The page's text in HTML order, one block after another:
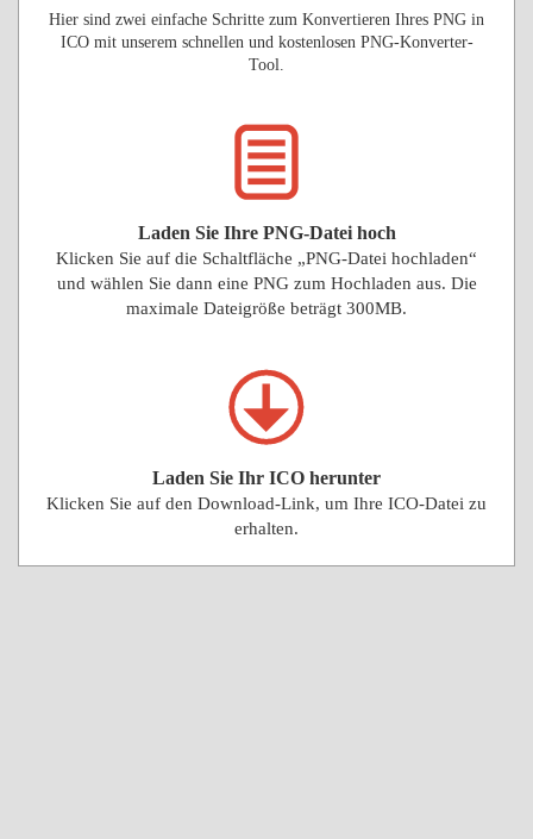
Hier sind zwei einfache Schritte zum Konvertieren Ihres PNG in
ICO mit unserem schnellen und kostenlosen PNG-Konverter-
Tool.
Laden Sie Ihre PNG-Datei hoch
Klicken Sie auf die Schaltfläche „PNG-Datei hochladen“
und wählen Sie dann eine PNG zum Hochladen aus. Die
maximale Dateigröße beträgt 300MB.
Laden Sie Ihr ICO herunter
Klicken Sie auf den Download-Link, um Ihre ICO-Datei zu
erhalten.